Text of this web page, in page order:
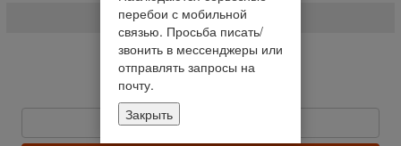
630401.0У / 630401
На складе
Отправим завтра до 14:00
37 300 руб
Быстрый заказ
перебои с мобильной
связью. Просьба писать/
звонить в мессенджеры или
отправлять запросы на
почту.
Закрыть